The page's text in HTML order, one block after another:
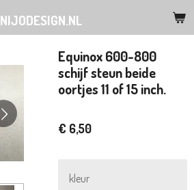
NIJODESIGN.NL
Equinox 600-800
schijf steun beide
oortjes 11 of 15 inch.
€ 6,50
kleur